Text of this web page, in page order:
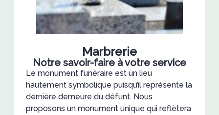
Marbrerie
Notre savoir-faire à votre service
Le monument funéraire est un lieu
hautement symbolique puisqu’il représente la
dernière demeure du défunt. Nous
proposons un monument unique qui reflètera